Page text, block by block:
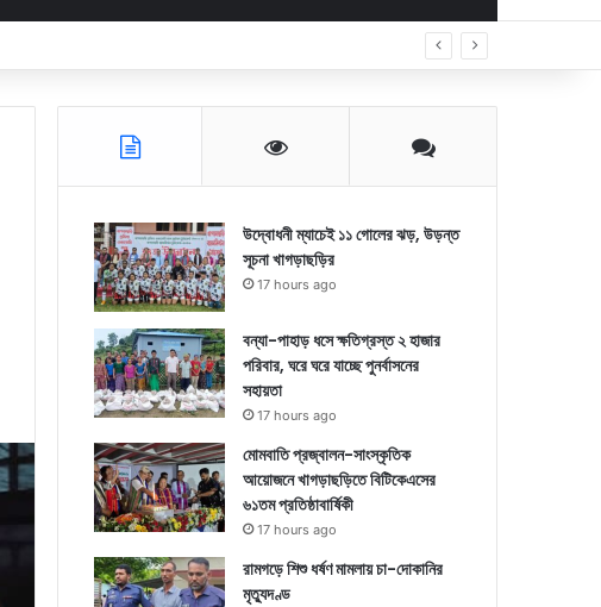
উদ্বোধনী ম্যাচেই ১১ গোলের ঝড়, উড়ন্ত
সূচনা খাগড়াছড়ির
17 hours ago
বন্যা-পাহাড় ধসে ক্ষতিগ্রস্ত ২ হাজার
পরিবার, ঘরে ঘরে যাচ্ছে পুনর্বাসনের
সহায়তা
17 hours ago
মোমবাতি প্রজ্বালন-সাংস্কৃতিক
আয়োজনে খাগড়াছড়িতে বিটিকেএসের
৬১তম প্রতিষ্ঠাবার্ষিকী
17 hours ago
রামগড়ে শিশু ধর্ষণ মামলায় চা-দোকানির
মৃত্যুদণ্ড